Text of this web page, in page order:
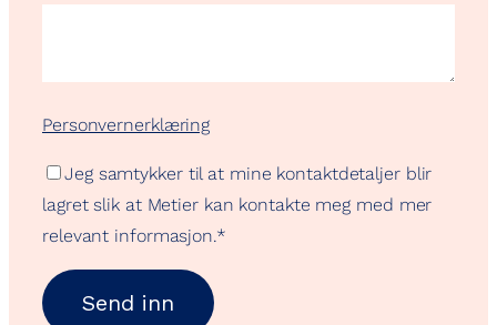
Personvernerklæring
Jeg samtykker til at mine kontaktdetaljer blir
lagret slik at Metier kan kontakte meg med mer
relevant informasjon.*